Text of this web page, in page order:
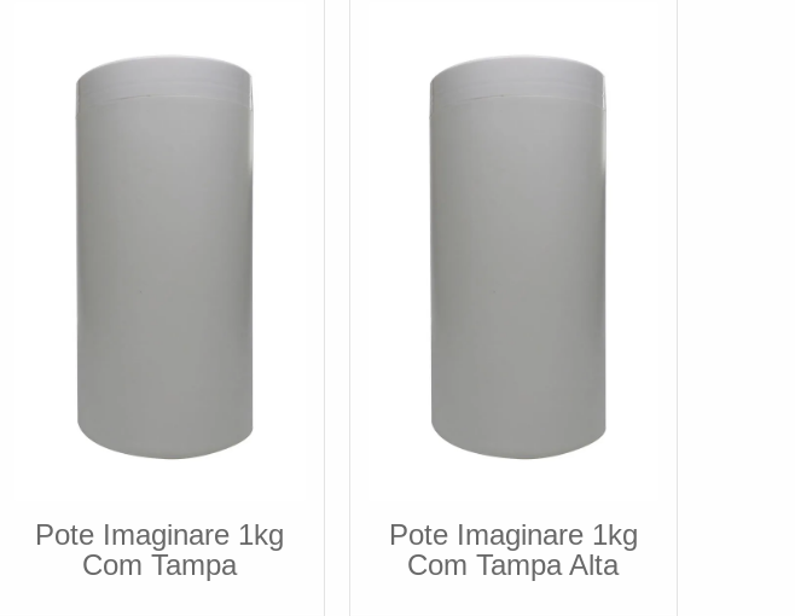
Pote Imaginare 1kg
Com Tampa
Pote Imaginare 1kg
Com Tampa Alta